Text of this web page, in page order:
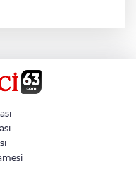
Gülel Dönemi